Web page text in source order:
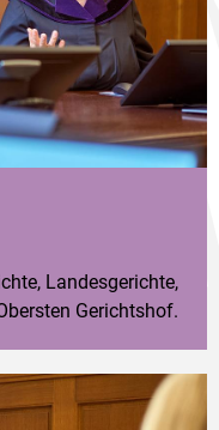
Landesgerichte,
Gerichtshof.